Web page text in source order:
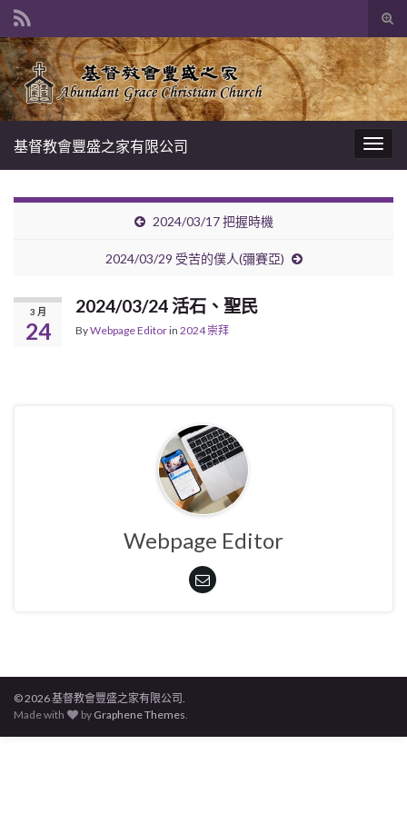
Search for:
基督教會豐盛之家有限公司
2024/03/17 把握時機
2024/03/29 受苦的僕人(彌賽亞)
3 月
24
2024/03/24 活石、聖民
ByWebpage Editorin 2024 崇拜
Webpage Editor
© 2026 基督教會豐盛之家有限公司.
Made with
by Graphene Themes.